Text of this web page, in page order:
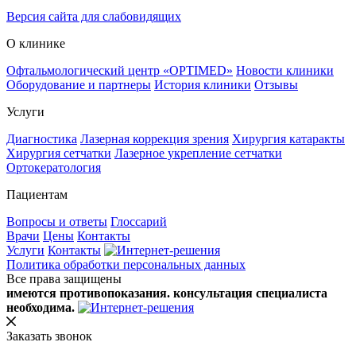
Версия сайта для слабовидящих
О клинике
Офтальмологический центр «OPTIMED» Новости клиники
Оборудование и партнеры История клиники Отзывы
Услуги
Диагностика Лазерная коррекция зрения Хирургия катаракты
Хирургия сетчатки Лазерное укрепление сетчатки
Ортокератология
Пациентам
Вопросы и ответы Глоссарий
Врачи Цены Контакты
Услуги Контакты
Политика обработки персональных данных
Все права защищены
имеются противопоказания. консультация специалиста
необходима.
Заказать звонок